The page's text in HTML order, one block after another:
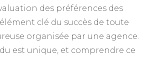
des préférences des
clé du succès de toute
organisée par une agence.
est unique, et comprendre ce